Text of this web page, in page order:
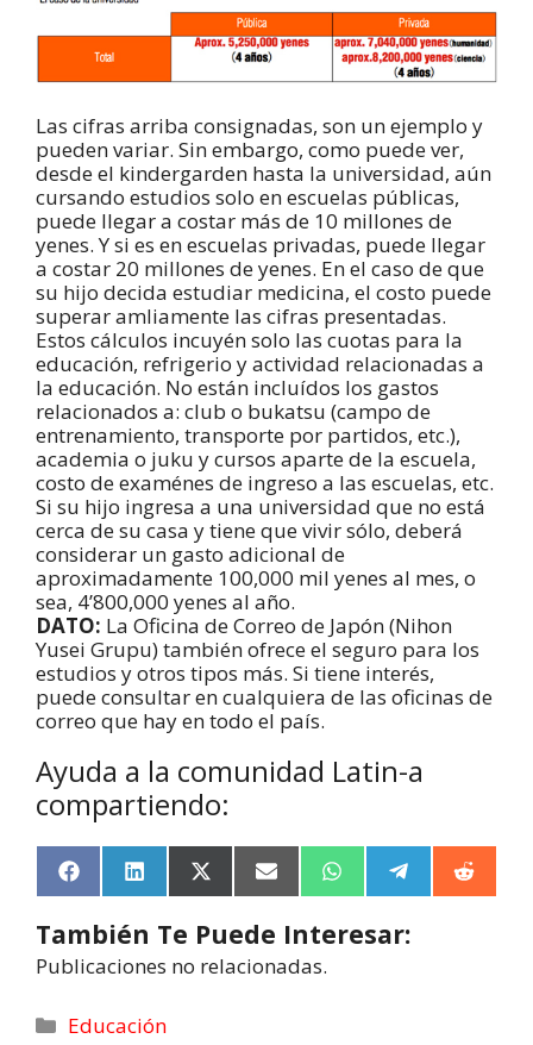
Las cifras arriba consignadas, son un ejemplo y
pueden variar. Sin embargo, como puede ver,
desde el kindergarden hasta la universidad, aún
cursando estudios solo en escuelas públicas,
puede llegar a costar más de 10 millones de
yenes. Y si es en escuelas privadas, puede llegar
a costar 20 millones de yenes. En el caso de que
su hijo decida estudiar medicina, el costo puede
superar amliamente las cifras presentadas.
Estos cálculos incuyén solo las cuotas para la
educación, refrigerio y actividad relacionadas a
la educación. No están incluídos los gastos
relacionados a: club o bukatsu (campo de
entrenamiento, transporte por partidos, etc.),
academia o juku y cursos aparte de la escuela,
costo de examénes de ingreso a las escuelas, etc.
Si su hijo ingresa a una universidad que no está
cerca de su casa y tiene que vivir sólo, deberá
considerar un gasto adicional de
aproximadamente 100,000 mil yenes al mes, o
sea, 4’800,000 yenes al año.
DATO: La Oficina de Correo de Japón (Nihon
Yusei Grupu) también ofrece el seguro para los
estudios y otros tipos más. Si tiene interés,
puede consultar en cualquiera de las oficinas de
correo que hay en todo el país.
Ayuda a la comunidad Latin-a
compartiendo:
F
a
e
b
o
k
L
i
k
e
d
n
X
(
w
i
t
E
m
a
l
W
h
t
e
e
R
e
También Te Puede Interesar:
Publicaciones no relacionadas.
Educación